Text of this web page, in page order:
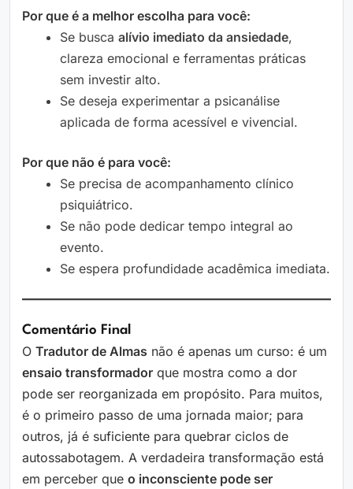
Por que é a melhor escolha para você:
Se busca alívio imediato da ansiedade,
clareza emocional e ferramentas práticas
sem investir alto.
Se deseja experimentar a psicanálise
aplicada de forma acessível e vivencial.
Por que não é para você:
Se precisa de acompanhamento clínico
psiquiátrico.
Se não pode dedicar tempo integral ao
evento.
Se espera profundidade acadêmica imediata.
Comentário Final
O Tradutor de Almas não é apenas um curso: é um
ensaio transformador que mostra como a dor
pode ser reorganizada em propósito. Para muitos,
é o primeiro passo de uma jornada maior; para
outros, já é suficiente para quebrar ciclos de
autossabotagem. A verdadeira transformação está
em perceber que o inconsciente pode ser